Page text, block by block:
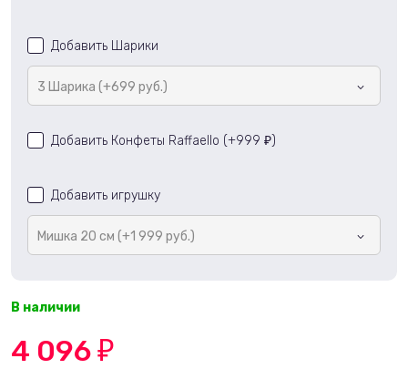
Добавить Шарики
3 Шарика (+699 руб.)
Добавить Конфеты Raffaello (+999 ₽ )
Добавить игрушку
Мишка 20 см (+1 999 руб.)
В наличии
4 096 ₽